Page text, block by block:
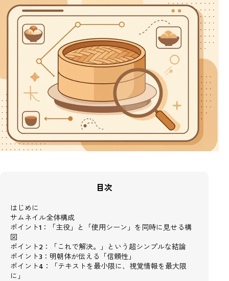
目次
はじめに
サムネイル全体構成
ポイント1：「主役」と「使用シーン」を同時に見せる構
図
ポイント2：「これで解決。」という超シンプルな結論
ポイント3：明朝体が伝える「信頼性」
ポイント4：「テキストを最小限に、視覚情報を最大限
に」